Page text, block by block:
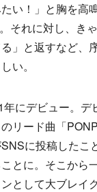
い！」と胸を高
それに対し、き
」と返すなど、
い。
にデビュー。デ
のリード曲「
に投稿したこ
とに。そこから
として大ブレイ